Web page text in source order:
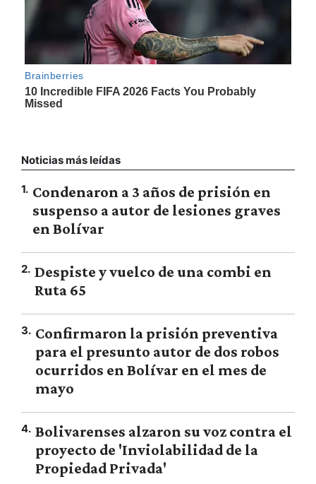
Noticias más leídas
1. Condenaron a 3 años de prisión en
suspenso a autor de lesiones graves
en Bolívar
2. Despiste y vuelco de una combi en
Ruta 65
3. Confirmaron la prisión preventiva
para el presunto autor de dos robos
ocurridos en Bolívar en el mes de
mayo
4. Bolivarenses alzaron su voz contra el
proyecto de 'Inviolabilidad de la
Propiedad Privada'